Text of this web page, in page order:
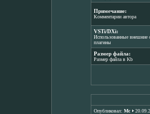
Примечание:
Комментарии автора
VSTi/DXi:
Использованные внешние
плагины
Размер файла:
Размер файла в Kb
Опубликовал: Mc